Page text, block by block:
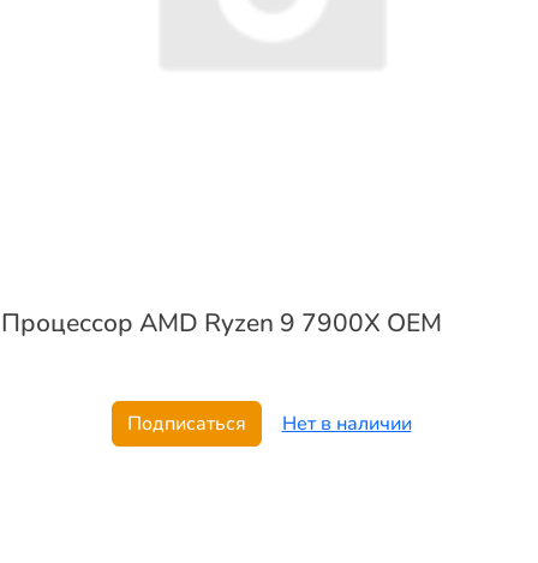
Процессор AMD Ryzen 9 7900X OEM
Подписаться Нет в наличии